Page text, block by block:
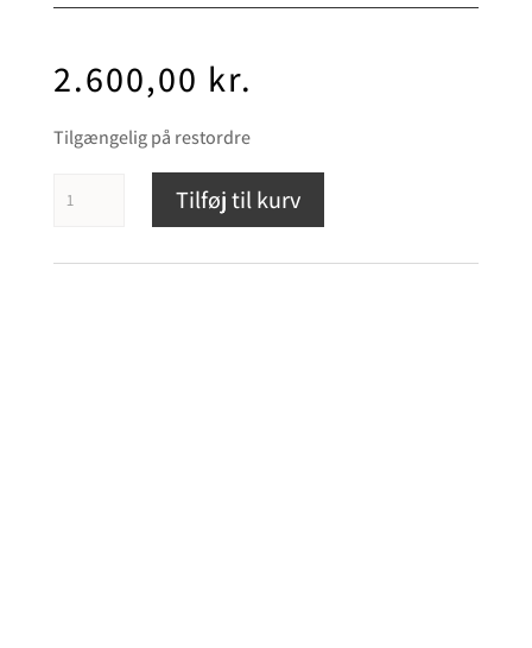
2.600,00 kr.
Tilgængelig på restordre
Shawline
Tilføj til kurv